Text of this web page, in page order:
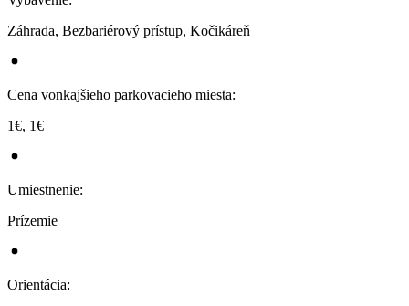
Záhrada, Bezbariérový prístup, Kočikáreň
Cena vonkajšieho parkovacieho miesta:
1€, 1€
Umiestnenie:
Prízemie
Orientácia: